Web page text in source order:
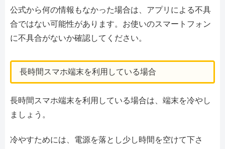
公式から何の情報もなかった場合は、アプリによる不具
合ではない可能性があります。お使いのスマートフォン
に不具合がないか確認してください。
長時間スマホ端末を利用している場合
長時間スマホ端末を利用している場合は、端末を冷やし
ましょう。
冷やすためには、電源を落とし少し時間を空けて下さ